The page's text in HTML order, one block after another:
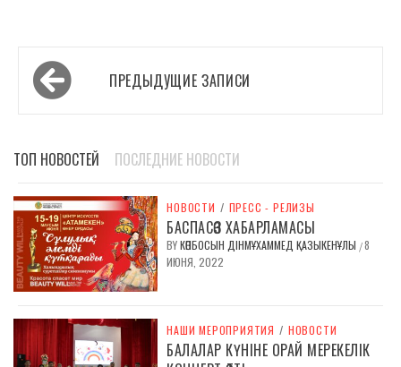
Навигация
по ПРЕДЫДУЩИЕ ЗАПИСИ
ТОП НОВОСТЕЙ ПОСЛЕДНИЕ НОВОСТИ
НОВОСТИ / ПРЕСС - РЕЛИЗЫ
БАСПАСӨЗ ХАБАРЛАМАСЫ
BYКӨПБОСЫН ДІНМҰХАММЕД ҚАЗЫКЕНҰЛЫ /8
ИЮНЯ, 2022
НАШИ МЕРОПРИЯТИЯ / НОВОСТИ
БАЛАЛАР КҮНІНЕ ОРАЙ МЕРЕКЕЛІК